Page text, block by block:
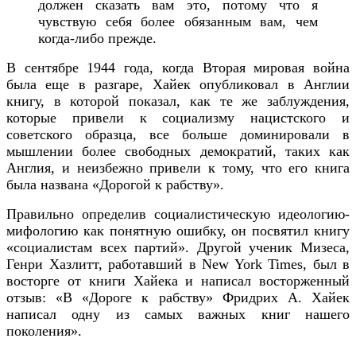
должен сказать вам это, потому что я
чувствую себя более обязанным вам, чем
когда-либо прежде.
В сентябре 1944 года, когда Вторая мировая война
была еще в разгаре, Хайек опубликовал в Англии
книгу, в которой показал, как те же заблуждения,
которые привели к социализму нацистского и
советского образца, все больше доминировали в
мышлении более свободных демократий, таких как
Англия, и неизбежно привели к тому, что его книга
была названа «Дорогой к рабству».
Правильно определив социалистическую идеологию-
мифологию как понятную ошибку, он посвятил книгу
«социалистам всех партий». Другой ученик Мизеса,
Генри Хазлитт, работавший в New York Times, был в
восторге от книги Хайека и написал восторженный
отзыв: «В «Дороге к рабству» Фридрих А. Хайек
написал одну из самых важных книг нашего
поколения».